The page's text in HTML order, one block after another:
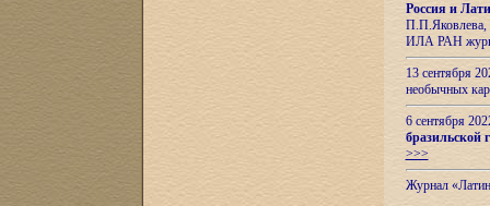
Россия и
П.П.Яковлева,
ИЛА РАН
13 сентября
необычных
6 сентября
бразильской
>>>
Журнал